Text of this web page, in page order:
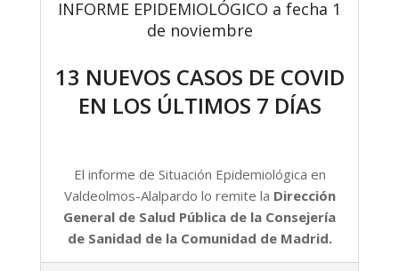
INFORME EPIDEMIOLÓGICO a fecha 1
de noviembre
13 NUEVOS CASOS DE COVID
EN LOS ÚLTIMOS 7 DÍAS
El informe de Situación Epidemiológica en
Valdeolmos-Alalpardo lo remite la Dirección
General de Salud Pública de la Consejería
de Sanidad de la Comunidad de Madrid.